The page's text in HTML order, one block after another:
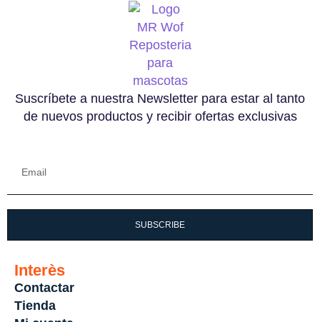
Suscríbete a nuestra Newsletter para estar al tanto
de nuevos productos y recibir ofertas exclusivas
SUBSCRIBE
Interès
Contactar
Tienda